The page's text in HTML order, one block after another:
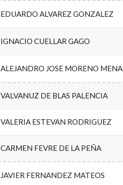
EDUARDO ALVAREZ GONZALEZ
IGNACIO CUELLAR GAGO
ALEJANDRO JOSE MORENO MENA
VALVANUZ DE BLAS PALENCIA
VALERIA ESTEVAN RODRIGUEZ
CARMEN FEVRE DE LA PEÑA
JAVIER FERNANDEZ MATEOS